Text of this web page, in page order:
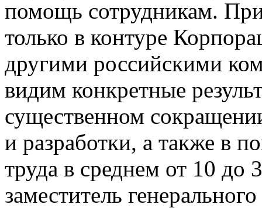
помощь сотрудникам.
только в контуре
другими российскими
видим конкретные
существенном
и разработки, а также в
труда в среднем от 10 до
заместитель